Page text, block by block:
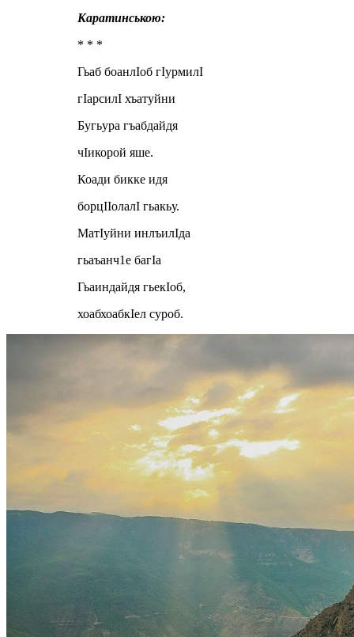
Каратинською:
* * *
Гьаб боанлIоб гIурмилI
гIарсилI хъатуйни
Бугьура гъабдайдя
чIикорой яше.
Коади бикке идя
борцIIолалI гьакьу.
МатIуйни инлъилIда
гьаъанч1е багIа
Гьаиндайдя гьекIоб,
хоабхоабкIел суроб.